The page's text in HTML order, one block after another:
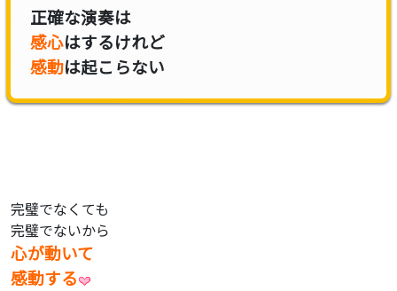
正確な演奏は
感心はするけれど
感動は起こらない
完璧でなくても
完璧でないから
心が動いて
感動する